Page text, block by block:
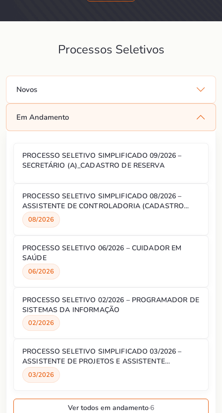
Processos Seletivos
Novos
Em Andamento
PROCESSO SELETIVO SIMPLIFICADO 09/2026 –
SECRETÁRIO (A)_CADASTRO DE RESERVA
PROCESSO SELETIVO SIMPLIFICADO 08/2026 –
ASSISTENTE DE CONTROLADORIA (CADASTRO
RESERVA)
08/2026
PROCESSO SELETIVO 06/2026 – CUIDADOR EM
SAÚDE
06/2026
PROCESSO SELETIVO 02/2026 – PROGRAMADOR DE
SISTEMAS DA INFORMAÇÃO
02/2026
PROCESSO SELETIVO SIMPLIFICADO 03/2026 –
ASSISTENTE DE PROJETOS E ASSISTENTE
ADMINISTRATIVO
03/2026
Ver todos em andamento·6